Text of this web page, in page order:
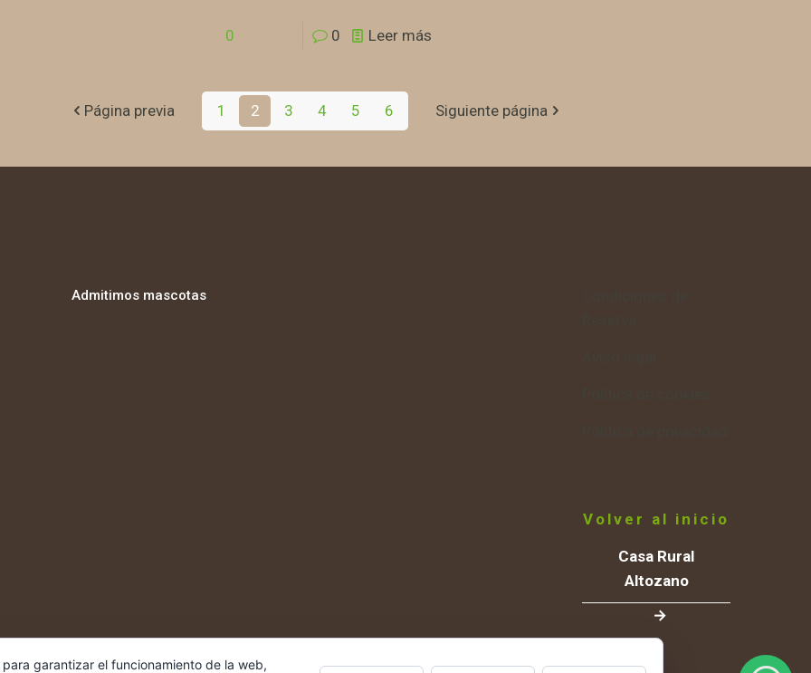
0 0 Leer más
Página previa 1 2 3 4 5 6 Siguiente página
Admitimos mascotas
Volver al inicio
Casa Rural
Altozano
→
garantizar el funcionamiento de la web,